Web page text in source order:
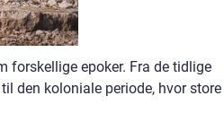
forskellige epoker. Fra de tidlige
den koloniale periode, hvor store